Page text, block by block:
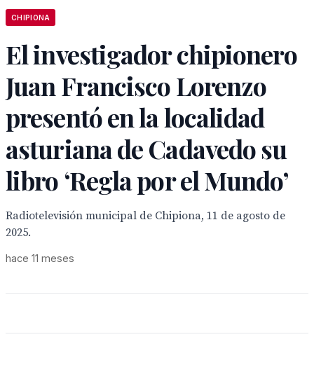
CHIPIONA
El investigador chipionero
Juan Francisco Lorenzo
presentó en la localidad
asturiana de Cadavedo su
libro ‘Regla por el Mundo’
Radiotelevisión municipal de Chipiona, 11 de agosto de
2025.
hace 11 meses